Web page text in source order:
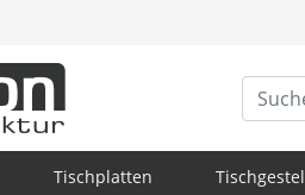
Tischplatten